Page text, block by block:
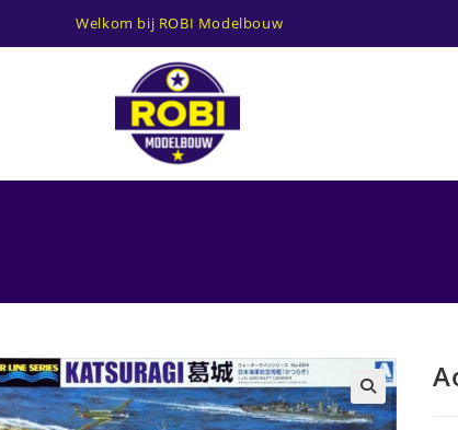
Welkom bij ROBI Modelbouw